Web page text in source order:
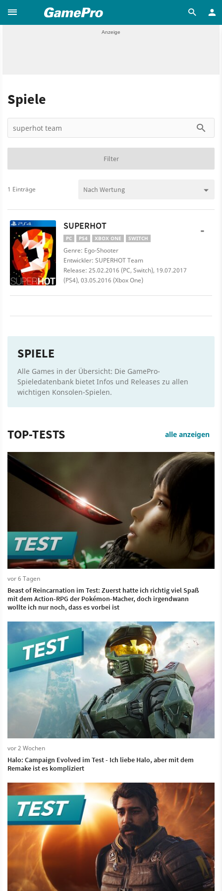
Spiele
Filter
1 Einträge
SUPERHOT
PC PS4 XBOX ONE SWITCH
Genre: Ego-Shooter
Entwickler: SUPERHOT Team
Release: 25.02.2016 (PC, Switch), 19.07.2017
(PS4), 03.05.2016 (Xbox One)
-
SPIELE
Alle Games in der Übersicht: Die GamePro-
Spieledatenbank bietet Infos und Releases zu allen
wichtigen Konsolen-Spielen.
TOP-TESTS alle anzeigen
vor 6 Tagen
Beast of Reincarnation im Test: Zuerst hatte ich richtig viel Spaß
mit dem Action-RPG der Pokémon-Macher, doch irgendwann
wollte ich nur noch, dass es vorbei ist
vor 2 Wochen
Halo: Campaign Evolved im Test - Ich liebe Halo, aber mit dem
Remake ist es kompliziert